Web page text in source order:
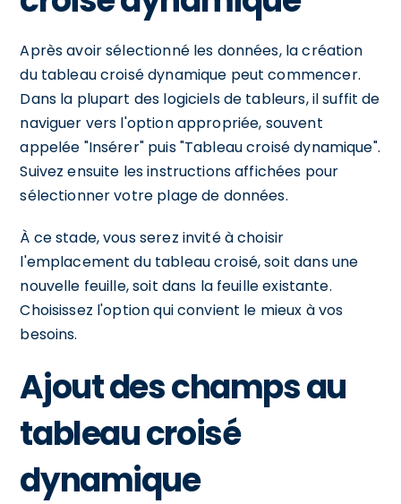
Après avoir sélectionné les données, la création
du tableau croisé dynamique peut commencer.
Dans la plupart des logiciels de tableurs, il suffit de
naviguer vers l'option appropriée, souvent
appelée "Insérer" puis "Tableau croisé dynamique".
Suivez ensuite les instructions affichées pour
sélectionner votre plage de données.
À ce stade, vous serez invité à choisir
l'emplacement du tableau croisé, soit dans une
nouvelle feuille, soit dans la feuille existante.
Choisissez l'option qui convient le mieux à vos
besoins.
Ajout des champs au
tableau croisé
dynamique